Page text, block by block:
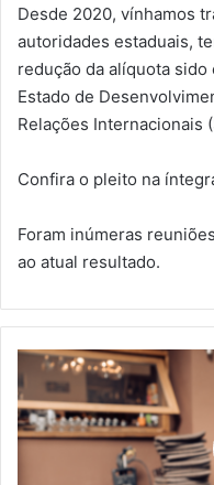
Desde 2020, vínhamos
autoridades estaduais,
redução da alíquota
Estado de
Relações Internacionais
Confira o pleito na
Foram inúmeras
ao atual resultado.
EMPRESAS
SETOR
DE
ALIMENTAÇÃO